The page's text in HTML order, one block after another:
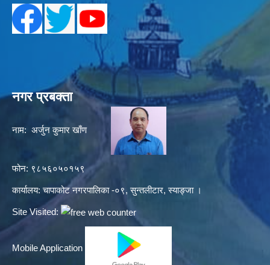
नगर प्रबक्ता
नाम: अर्जुन कुमार खाँण
फोन: ९८५६०५०१५९
कार्यालय: चापाकोट नगरपालिका -०९, सुन्तलीटार, स्याङ्जा ।
Site Visited:
Mobile Application